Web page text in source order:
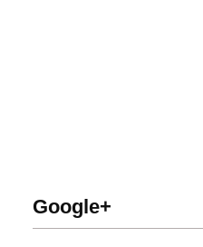
Google+